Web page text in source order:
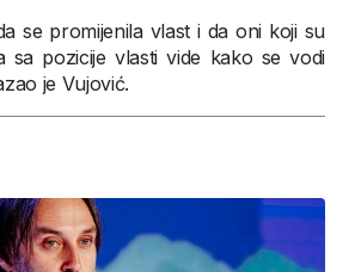
se promijenila vlast i da oni koji su
sa pozicije vlasti vide kako se vodi
je Vujović.